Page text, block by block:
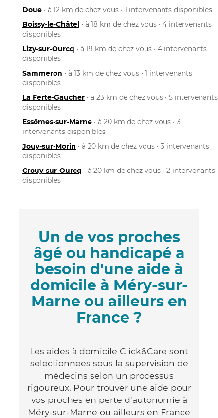
Doue • à 12 km de chez vous • 1 intervenants disponibles
Boissy-le-Châtel • à 18 km de chez vous • 4 intervenants
disponibles
Lizy-sur-Ourcq • à 19 km de chez vous • 4 intervenants
disponibles
Sammeron • à 13 km de chez vous • 1 intervenants
disponibles
La Ferté-Gaucher • à 23 km de chez vous • 5 intervenants
disponibles
Essômes-sur-Marne • à 20 km de chez vous • 3
intervenants disponibles
Jouy-sur-Morin • à 20 km de chez vous • 3 intervenants
disponibles
Crouy-sur-Ourcq • à 20 km de chez vous • 2 intervenants
disponibles
Un de vos proches
âgé ou handicapé a
besoin d'une aide à
domicile à Méry-sur-
Marne ou ailleurs en
France ?
Les aides à domicile Click&Care sont
sélectionnées sous la supervision de
médecins selon un processus
rigoureux. Pour trouver une aide pour
vos proches en perte d'autonomie à
Méry-sur-Marne ou ailleurs en France